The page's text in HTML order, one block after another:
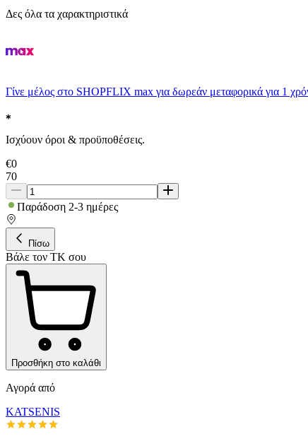
Δες όλα τα χαρακτηριστικά
Γίνε μέλος στο SHOPFLIX max για δωρεάν μεταφορικά για 1
Ισχύουν όροι & προϋποθέσεις.
€0
70
Παράδοση 2-3 ημέρες
Πίσω
Βάλε τον ΤΚ σου
Προσθήκη στο καλάθι
Αγορά από
KATSENIS